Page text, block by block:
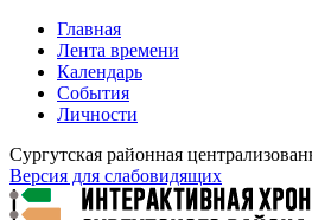
Главная
Лента времени
Календарь
События
Личности
Сургутская районная
Версия для слабовидящих